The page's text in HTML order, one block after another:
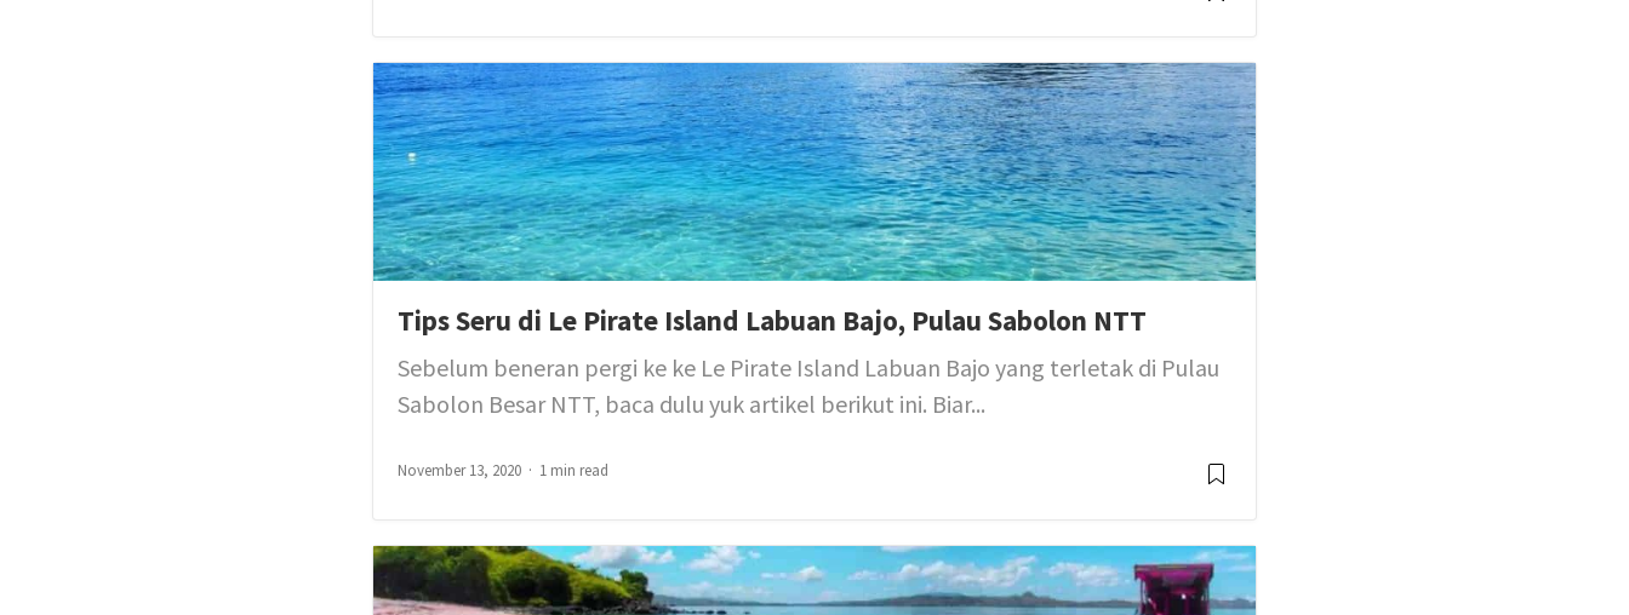
Tips Seru di Le Pirate Island Labuan Bajo, Pulau Sabolon NTT
Sebelum beneran pergi ke ke Le Pirate Island Labuan Bajo yang terletak di Pulau
Sabolon Besar NTT, baca dulu yuk artikel berikut ini. Biar...
November 13, 2020 1 min read